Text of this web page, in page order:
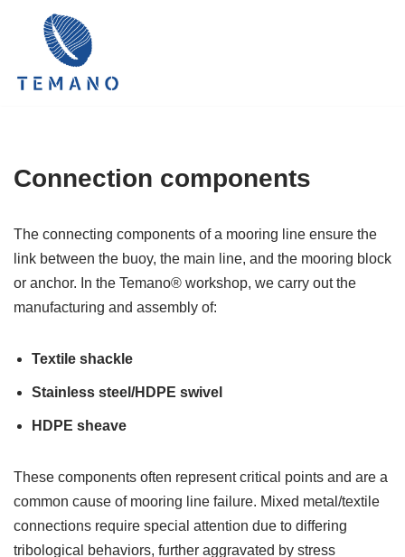
to
Connection components
The connecting components of a mooring line ensure the
link between the buoy, the main line, and the mooring block
or anchor. In the Temano® workshop, we carry out the
manufacturing and assembly of:
Textile shackle
Stainless steel/HDPE swivel
HDPE sheave
These components often represent critical points and are a
common cause of mooring line failure. Mixed metal/textile
connections require special attention due to differing
tribological behaviors, further aggravated by stress